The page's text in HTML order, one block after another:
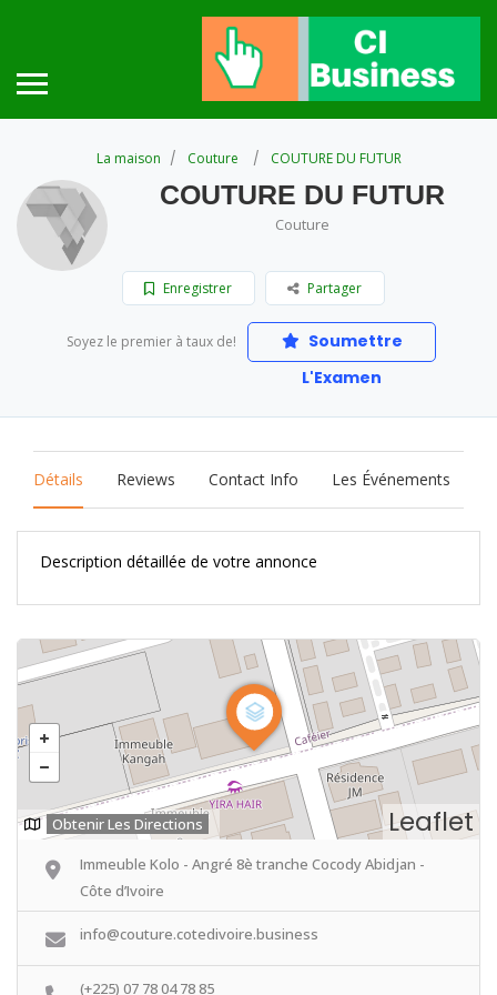
La maison Couture COUTURE DU FUTUR
COUTURE DU FUTUR
Couture
Enregistrer Partager
Soyez le premier à taux de!
Soumettre
L'Examen
Détails Reviews Contact Info Les Événements
Description détaillée de votre annonce
Leaflet
Obtenir Les Directions
Immeuble Kolo - Angré 8è tranche Cocody Abidjan -
Côte d’Ivoire
info@couture.cotedivoire.business
(+225) 07 78 04 78 85